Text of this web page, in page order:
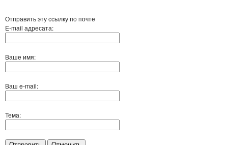
Отправить эту ссылку по почте
E-mail адресата:
Ваше имя:
Ваш e-mail:
Тема: